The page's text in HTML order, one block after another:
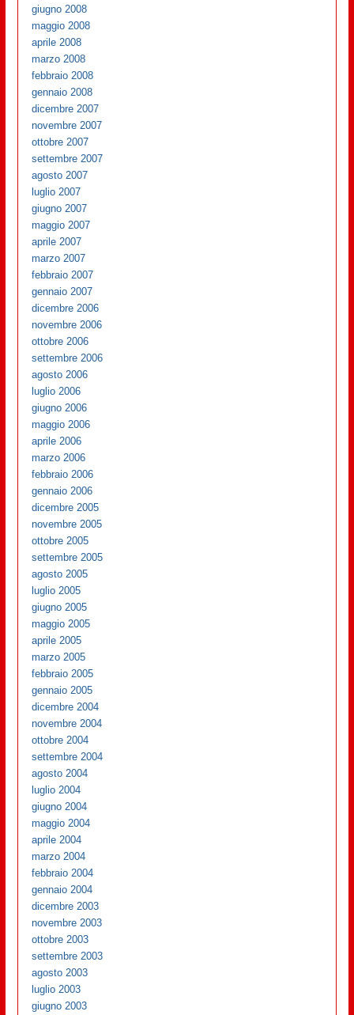
giugno 2008
maggio 2008
aprile 2008
marzo 2008
febbraio 2008
gennaio 2008
dicembre 2007
novembre 2007
ottobre 2007
settembre 2007
agosto 2007
luglio 2007
giugno 2007
maggio 2007
aprile 2007
marzo 2007
febbraio 2007
gennaio 2007
dicembre 2006
novembre 2006
ottobre 2006
settembre 2006
agosto 2006
luglio 2006
giugno 2006
maggio 2006
aprile 2006
marzo 2006
febbraio 2006
gennaio 2006
dicembre 2005
novembre 2005
ottobre 2005
settembre 2005
agosto 2005
luglio 2005
giugno 2005
maggio 2005
aprile 2005
marzo 2005
febbraio 2005
gennaio 2005
dicembre 2004
novembre 2004
ottobre 2004
settembre 2004
agosto 2004
luglio 2004
giugno 2004
maggio 2004
aprile 2004
marzo 2004
febbraio 2004
gennaio 2004
dicembre 2003
novembre 2003
ottobre 2003
settembre 2003
agosto 2003
luglio 2003
giugno 2003